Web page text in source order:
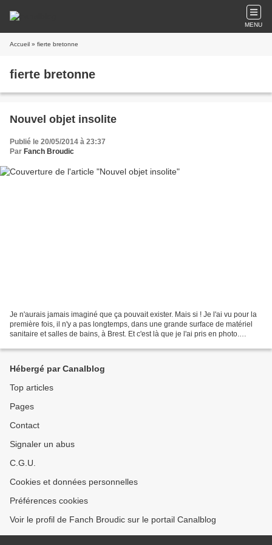
MENU
Accueil » fierte bretonne
fierte bretonne
Nouvel objet insolite
Publié le 20/05/2014 à 23:37
Par Fanch Broudic
Je n'aurais jamais imaginé que ça pouvait exister. Mais si ! Je l'ai vu pour la
première fois, il n'y a pas longtemps, dans une grande surface de matériel
sanitaire et salles de bains, à Brest. Et c'est là que je l'ai pris en photo.
Hébergé par Canalblog
Top articles
Pages
Contact
Signaler un abus
C.G.U.
Cookies et données personnelles
Préférences cookies
Voir le profil de Fanch Broudic sur le portail Canalblog